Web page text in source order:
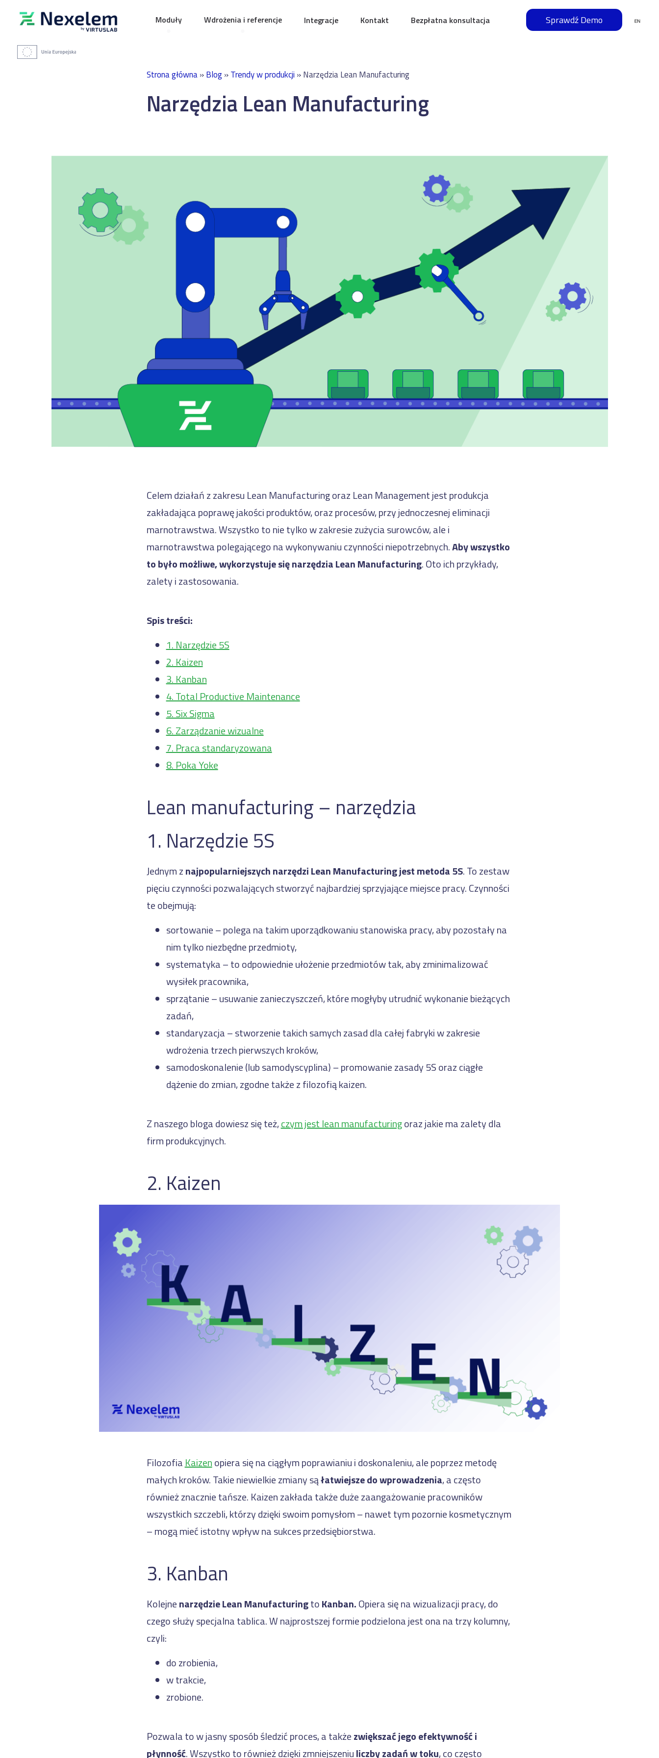
Moduły Wdrożenia i referencje Integracje Kontakt Bezpłatna konsultacja Sprawdź Demo
Strona główna»Blog»Trendy w produkcji »Narzędzia Lean Manufacturing
Narzędzia Lean Manufacturing
Celem działań z zakresu Lean Manufacturing oraz Lean Management jest produkcja
zakładająca poprawę jakości produktów, oraz procesów, przy jednoczesnej eliminacji
marnotrawstwa. Wszystko to nie tylko w zakresie zużycia surowców, ale i
marnotrawstwa polegającego na wykonywaniu czynności niepotrzebnych.Aby wszystko
to było możliwe, wykorzystuje się narzędzia Lean Manufacturing. Oto ich przykłady,
zalety i zastosowania.
Spis treści:
1. Narzędzie 5S
2. Kaizen
3. Kanban
4. Total Productive Maintenance
5. Six Sigma
6. Zarządzanie wizualne
7. Praca standaryzowana
8. Poka Yoke
Lean manufacturing – narzędzia
1. Narzędzie 5S
Jednym znajpopularniejszych narzędzi Lean Manufacturing jest metoda 5S. To zestaw
pięciu czynności pozwalających stworzyć najbardziej sprzyjające miejsce pracy. Czynności
te obejmują:
sortowanie – polega na takim uporządkowaniu stanowiska pracy, aby pozostały na
nim tylko niezbędne przedmioty,
systematyka – to odpowiednie ułożenie przedmiotów tak, aby zminimalizować
wysiłek pracownika,
sprzątanie – usuwanie zanieczyszczeń, które mogłyby utrudnić wykonanie bieżących
zadań,
standaryzacja – stworzenie takich samych zasad dla całej fabryki w zakresie
wdrożenia trzech pierwszych kroków,
samodoskonalenie (lub samodyscyplina) – promowanie zasady 5S oraz ciągłe
dążenie do zmian, zgodne także z filozofią kaizen.
Z naszego bloga dowiesz się też,czym jest lean manufacturingoraz jakie ma zalety dla
firm produkcyjnych.
2. Kaizen
Filozofia Kaizenopiera się na ciągłym poprawianiu i doskonaleniu, ale poprzez metodę
małych kroków. Takie niewielkie zmiany sąłatwiejsze do wprowadzenia, a często
również znacznie tańsze. Kaizen zakłada także duże zaangażowanie pracowników
wszystkich szczebli, którzy dzięki swoim pomysłom – nawet tym pozornie kosmetycznym
– mogą mieć istotny wpływ na sukces przedsiębiorstwa.
3. Kanban
Kolejnenarzędzie Lean ManufacturingtoKanban.Opiera się na wizualizacji pracy, do
czego służy specjalna tablica. W najprostszej formie podzielona jest ona na trzy kolumny,
czyli:
do zrobienia,
w trakcie,
zrobione.
Pozwala to w jasny sposób śledzić proces, a takżezwiększać jego efektywność i
płynność. Wszystko to również dzięki zmniejszeniuliczby zadań w toku, co często